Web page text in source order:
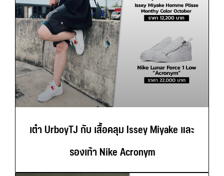
เต๋า UrboyTJ กับ เสื้อคลุม Issey Miyake และ
รองเท้า Nike Acronym